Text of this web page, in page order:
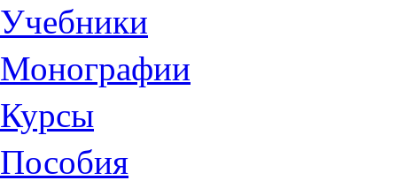
Учебники
Монографии
Курсы
Пособия